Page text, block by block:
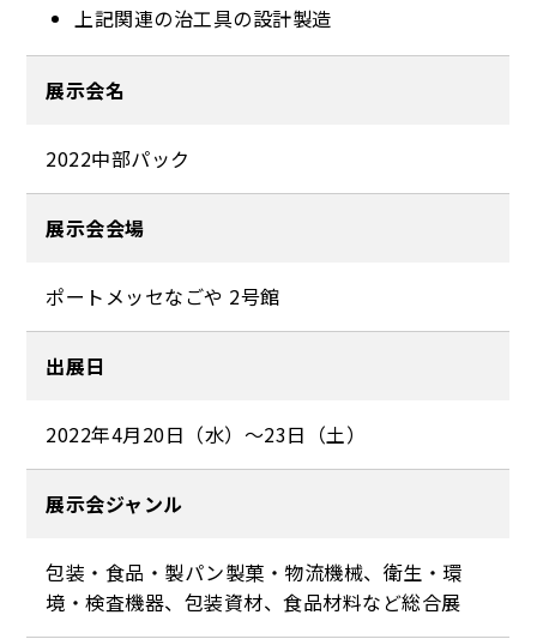
上記関連の治工具の設計製造
展示会名
2022中部パック
展示会会場
ポートメッセなごや 2号館
出展日
2022年4月20日（水）～23日（土）
展示会ジャンル
包装・食品・製パン製菓・物流機械、衛生・環
境・検査機器、包装資材、食品材料など総合展